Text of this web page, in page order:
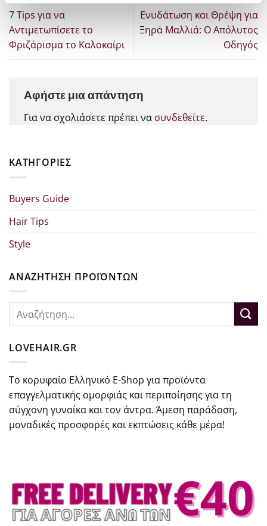
7 Tips για να
Αντιμετωπίσετε το
Φριζάρισμα το Καλοκαίρι
Ενυδάτωση και Θρέψη για
Ξηρά Μαλλιά: Ο Απόλυτος
Οδηγός
Αφήστε μια απάντηση
Για να σχολιάσετε πρέπει να συνδεθείτε.
KΑΤΗΓΟΡΊΕΣ
Buyers Guide
Hair Tips
Style
ΑΝΑΖΗΤΗΣΗ ΠΡΟΪΟΝΤΩΝ
Αναζήτηση
LOVEHAIR.GR
Το κορυφαίο Ελληνικό E-Shop για προϊόντα
επαγγελματικής ομορφιάς και περιποίησης για τη
σύγχονη γυναίκα και τον άντρα. Άμεση παράδοση,
μοναδικές προσφορές και εκπτώσεις κάθε μέρα!